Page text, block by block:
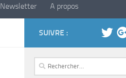
Newsletter A propos
SUIVRE :
Rechercher :